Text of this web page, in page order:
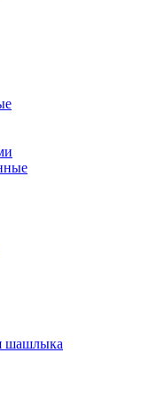
шашлыка